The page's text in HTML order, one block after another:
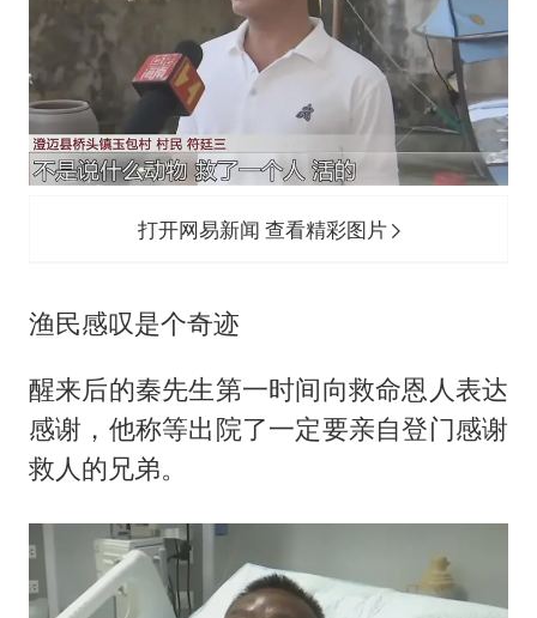
打开网易新闻 查看精彩图片
渔民感叹是个奇迹
醒来后的秦先生第一时间向救命恩人表达
感谢，他称等出院了一定要亲自登门感谢
救人的兄弟。